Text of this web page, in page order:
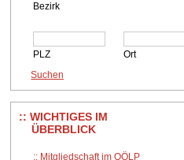
Bezirk
PLZ Ort
WICHTIGES IM
ÜBERBLICK
Mitgliedschaft im OÖLP